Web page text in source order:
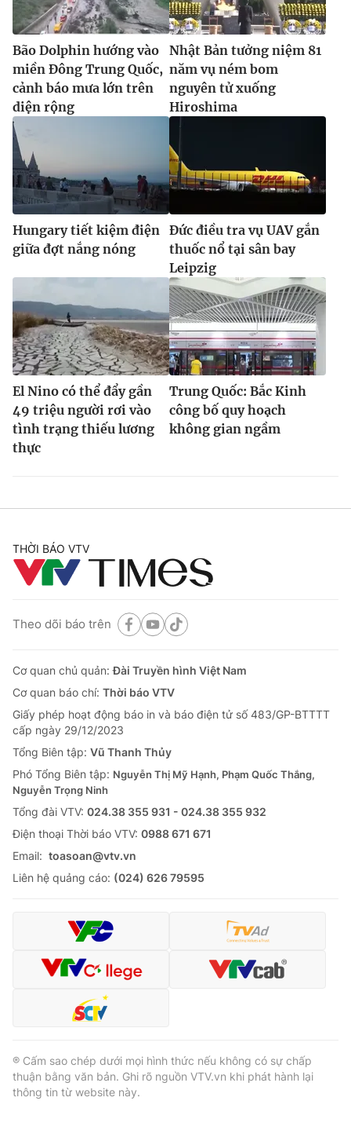
Bão Dolphin hướng vào
miền Đông Trung Quốc,
cảnh báo mưa lớn trên
diện rộng
Nhật Bản tưởng niệm 81
năm vụ ném bom
nguyên tử xuống
Hiroshima
Hungary tiết kiệm điện
giữa đợt nắng nóng
Đức điều tra vụ UAV gắn
thuốc nổ tại sân bay
Leipzig
El Nino có thể đẩy gần
49 triệu người rơi vào
tình trạng thiếu lương
thực
Trung Quốc: Bắc Kinh
công bố quy hoạch
không gian ngầm
THỜI BÁO VTV
Theo dõi báo trên
Cơ quan chủ quản:Đài Truyền hình Việt Nam
Cơ quan báo chí: Thời báo VTV
Giấy phép hoạt động báo in và báo điện tử số 483/GP-BTTTT
cấp ngày 29/12/2023
Tổng Biên tập: Vũ Thanh Thủy
Phó Tổng Biên tập: Nguyễn Thị Mỹ Hạnh, Phạm Quốc Thắng,
Nguyễn Trọng Ninh
Tổng đài VTV: 024.38 355 931 - 024.38 355 932
Ðiện thoại Thời báo VTV: 0988 671 671
Email: toasoan@vtv.vn
Liên hệ quảng cáo: (024) 626 79595
® Cấm sao chép dưới mọi hình thức nếu không có sự chấp
thuận bằng văn bản. Ghi rõ nguồn VTV.vn khi phát hành lại
thông tin từ website này.